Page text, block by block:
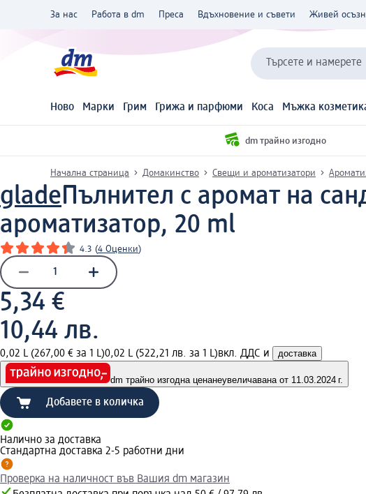
За нас Работа в dm Преса Вдъхновение и съвети Живей
Търсете и намерете
Ново Марки Грим Грижа и парфюми Коса Мъжка
dm трайно изгодно
Начална страница Домакинство Свещи и ароматизатори
gladeПълнител с аромат на
ароматизатор, 20 ml
4.3 (4 Оценки)
5,34 €
10,44 лв.
0,02 L (267,00 € за 1 L)0,02 L (522,21 лв. за 1 L)вкл. ДДС и доставка
dm трайно изгодна ценанеувеличавана от 11.03.2024 г.
Добавете в количка
Налично за доставка
Стандартна доставка 2-5 работни дни
Проверка на наличност във Вашия dm магазин